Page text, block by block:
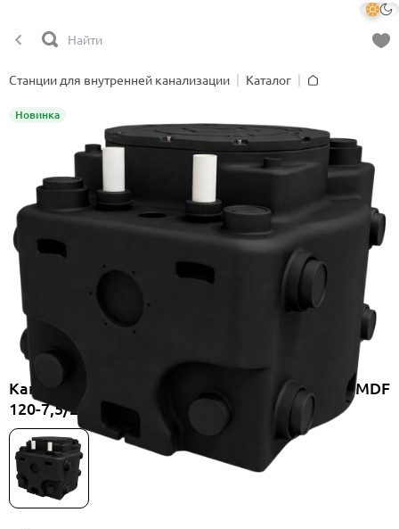
Станции для внутренней канализации
Каталог
Канализационная насосная станция Onimiq MDF
120-7,5/220-1BCC-50/4A, артикул 22556519
Новинка